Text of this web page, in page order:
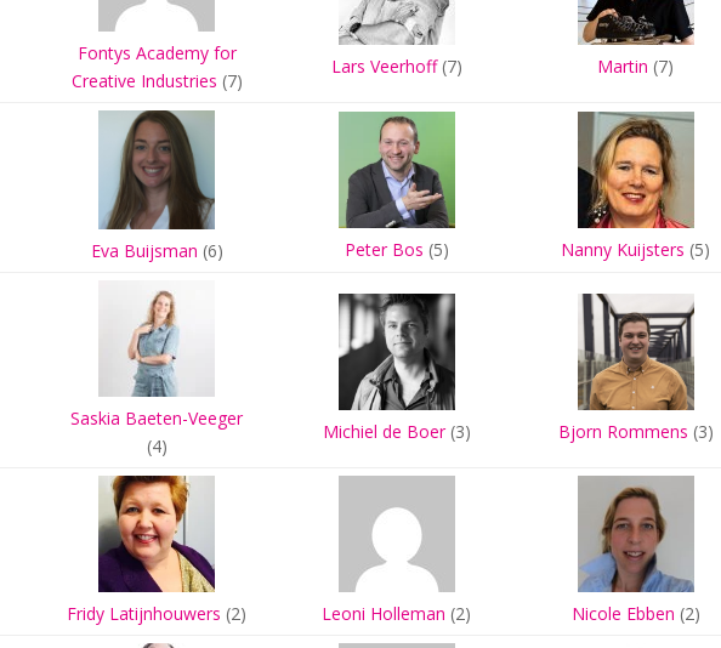
Fontys Academy for
Creative Industries (7)
Lars Veerhoff(7) Martin (7)
Eva Buijsman (6) Peter Bos (5) Nanny Kuijsters (5)
Saskia Baeten-Veeger
(4)
Michiel de Boer(3) Bjorn Rommens (3)
Fridy Latijnhouwers (2) Leoni Holleman (2) Nicole Ebben (2)